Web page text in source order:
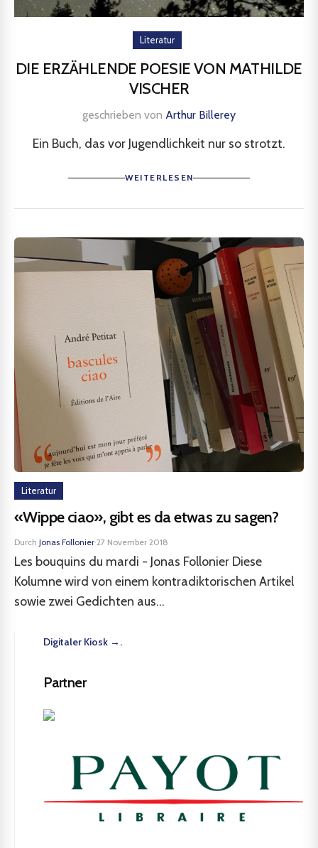
Literatur
DIE ERZÄHLENDE POESIE VON MATHILDE
VISCHER
geschrieben von Arthur Billerey
Ein Buch, das vor Jugendlichkeit nur so strotzt.
WEITERLESEN
Literatur
«Wippe ciao», gibt es da etwas zu sagen?
Durch Jonas Follonier·27 November 2018
Les bouquins du mardi - Jonas Follonier Diese
Kolumne wird von einem kontradiktorischen Artikel
sowie zwei Gedichten aus...
Digitaler Kiosk →.
Partner